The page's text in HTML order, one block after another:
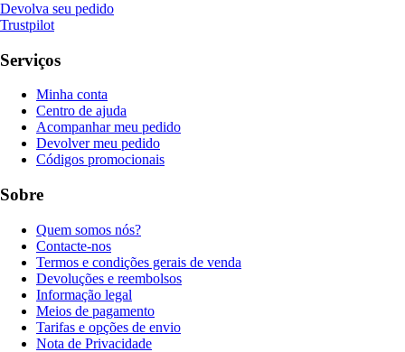
Devolva seu pedido
Trustpilot
Serviços
Minha conta
Centro de ajuda
Acompanhar meu pedido
Devolver meu pedido
Códigos promocionais
Sobre
Quem somos nós?
Contacte-nos
Termos e condições gerais de venda
Devoluções e reembolsos
Informação legal
Meios de pagamento
Tarifas e opções de envio
Nota de Privacidade